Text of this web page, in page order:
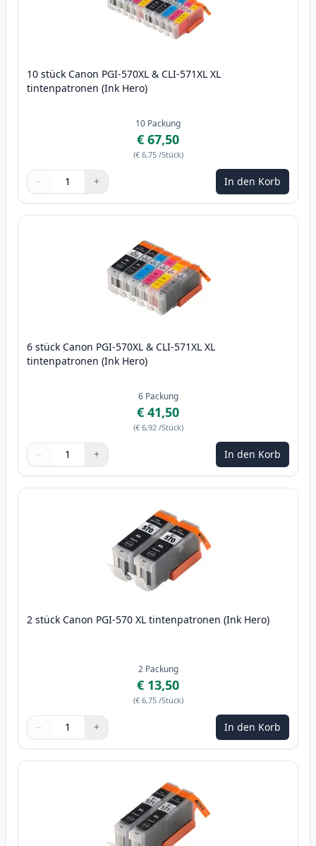
10 stück Canon PGI-570XL & CLI-571XL XL
tintenpatronen (Ink Hero)
10 Packung
€ 67,50
(€ 6,75 /Stück)
Menge
Verwenden Sie die Tasten, um anzupassen
− +
Menge 1 In den Korb
6 stück Canon PGI-570XL & CLI-571XL XL
tintenpatronen (Ink Hero)
6 Packung
€ 41,50
(€ 6,92 /Stück)
Menge
Verwenden Sie die Tasten, um anzupassen
− +
Menge 1 In den Korb
2 stück Canon PGI-570 XL tintenpatronen (Ink Hero)
2 Packung
€ 13,50
(€ 6,75 /Stück)
Menge
Verwenden Sie die Tasten, um anzupassen
− +
Menge 1 In den Korb